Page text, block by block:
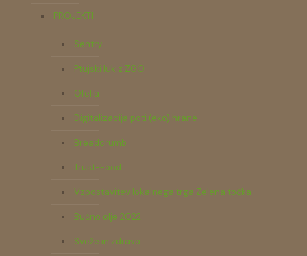
PROJEKTI
Sentry
Ptujski lük z ZGO
Ofelia
Digitalizacija poti (eko) hrane
Breadcrumb
Trust-Food
Vzpostavitev lokalnega trga Zelena točka
Bučno olje 2022
Sveže in zdravo